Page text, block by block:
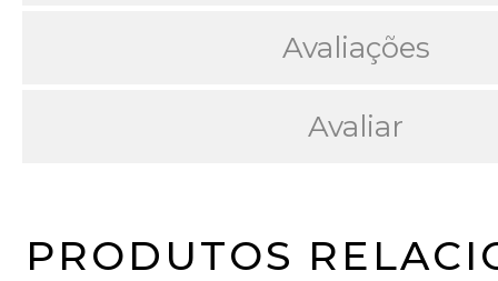
Avaliações
Avaliar
PRODUTOS